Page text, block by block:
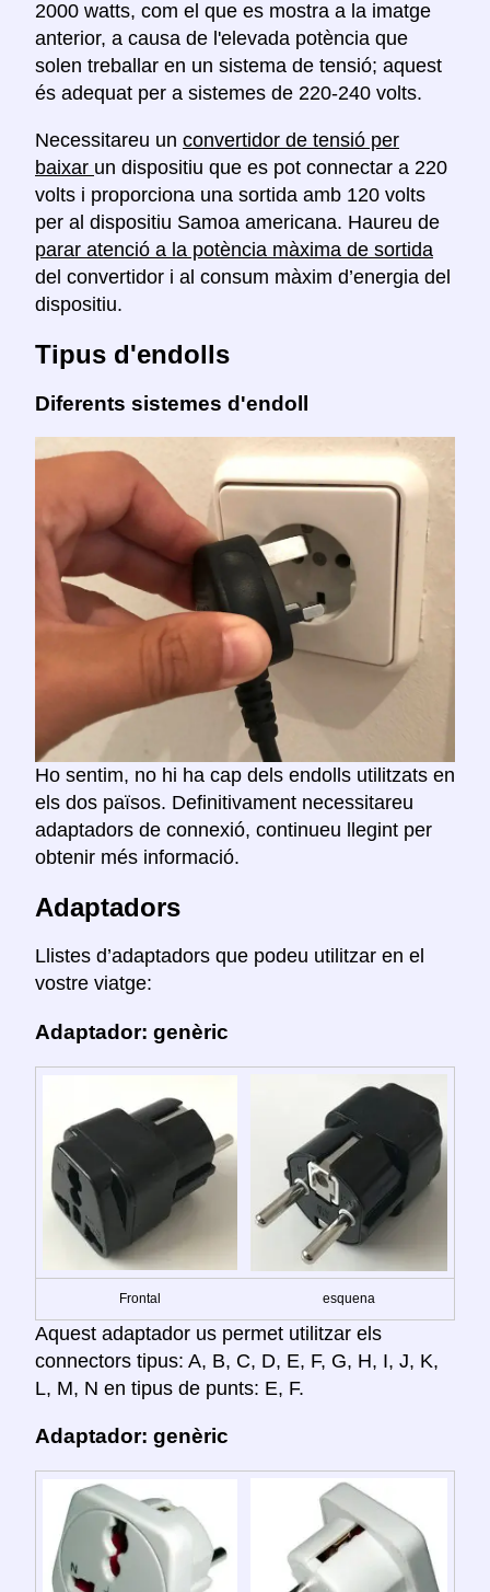
2000 watts, com el que es mostra a la imatge
anterior, a causa de l'elevada potència que
solen treballar en un sistema de tensió; aquest
és adequat per a sistemes de 220-240 volts.
Necessitareu un convertidor de tensió per
baixar un dispositiu que es pot connectar a 220
volts i proporciona una sortida amb 120 volts
per al dispositiu Samoa americana. Haureu de
parar atenció a la potència màxima de sortida
del convertidor i al consum màxim d’energia del
dispositiu.
Tipus d'endolls
Diferents sistemes d'endoll
Ho sentim, no hi ha cap dels endolls utilitzats en
els dos països. Definitivament necessitareu
adaptadors de connexió, continueu llegint per
obtenir més informació.
Adaptadors
Llistes d’adaptadors que podeu utilitzar en el
vostre viatge:
Adaptador: genèric
Frontal esquena
Aquest adaptador us permet utilitzar els
connectors tipus: A, B, C, D, E, F, G, H, I, J, K,
L, M, N en tipus de punts: E, F.
Adaptador: genèric